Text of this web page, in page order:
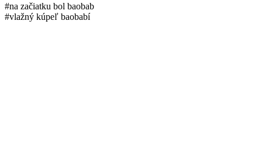
#na začiatku bol baobab
#vlažný kúpeľ baobabí